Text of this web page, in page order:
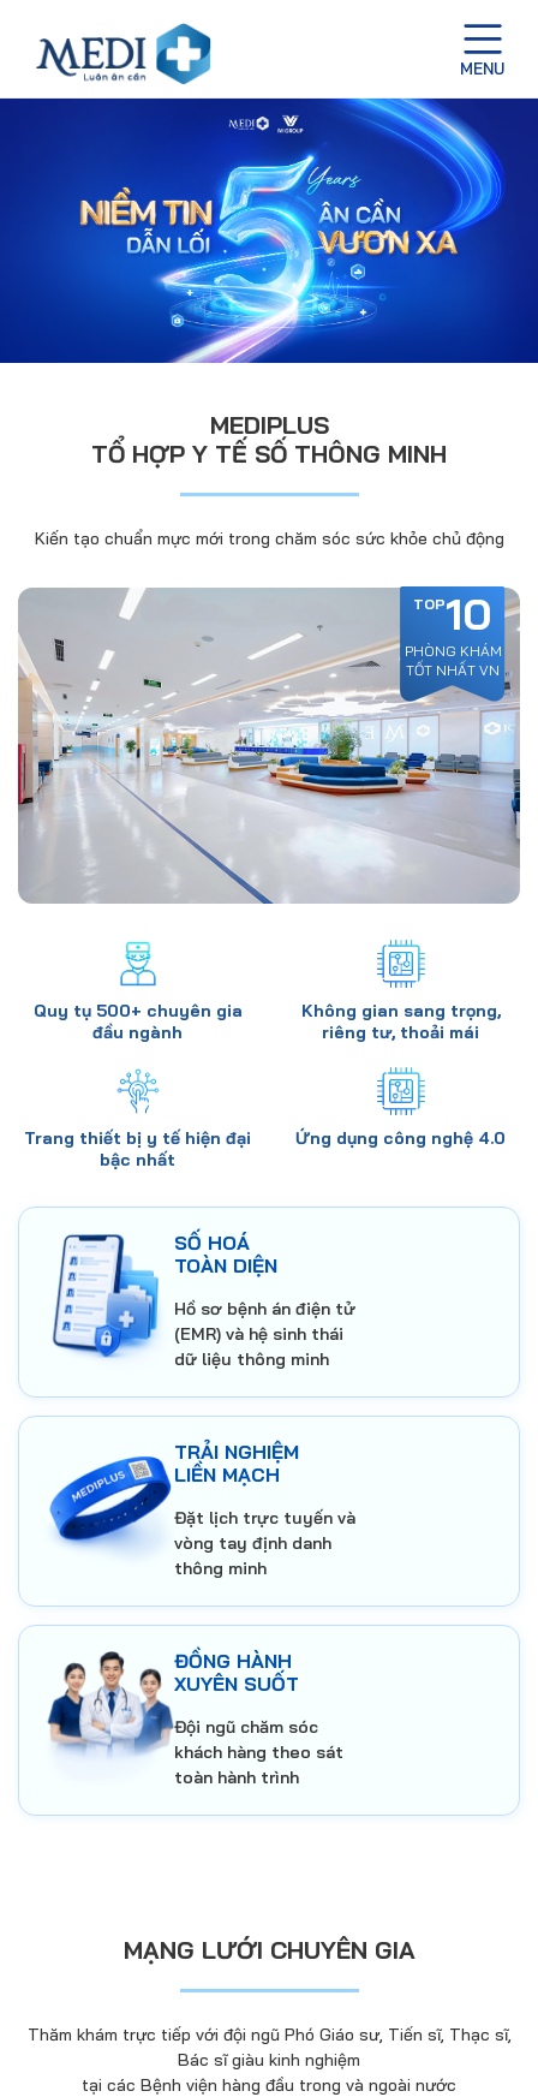
MEDIPLUS
TỔ HỢP Y TẾ SỐ THÔNG MINH
Kiến tạo chuẩn mực mới trong chăm sóc sức khỏe chủ động
Quy tụ 500+ chuyên gia
đầu ngành
Không gian sang trọng,
riêng tư, thoải mái
Trang thiết bị y tế hiện đại
bậc nhất
Ứng dụng công nghệ 4.0
TOP10
PHÒNG KHÁM
TỐT NHẤT VN
SỐ HOÁ
TOÀN DIỆN
Hồ sơ bệnh án điện tử
(EMR) và hệ sinh thái
dữ liệu thông minh
TRẢI NGHIỆM
LIỀN MẠCH
Đặt lịch trực tuyến và
vòng tay định danh
thông minh
ĐỒNG HÀNH
XUYÊN SUỐT
Đội ngũ chăm sóc
khách hàng theo sát
toàn hành trình
MẠNG LƯỚI CHUYÊN GIA
Thăm khám trực tiếp với đội ngũ Phó Giáo sư, Tiến sĩ, Thạc sĩ,
Bác sĩ giàu kinh nghiệm
tại các Bệnh viện hàng đầu trong và ngoài nước